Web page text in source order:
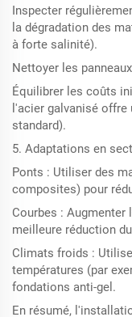
Inspecter
la dégradation des
à forte salinité).
Nettoyer les
Équilibrer les coûts
l'acier galvanisé
standard).
5. Adaptations en
Ponts : Utiliser des
composites) pour
Courbes : Augmenter
meilleure réduction
Climats froids :
températures (par
fondations anti-gel.
En résumé,